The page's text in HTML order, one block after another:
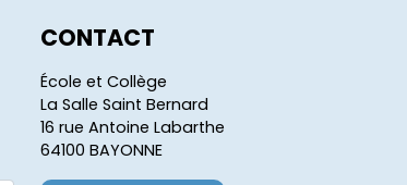
CONTACT
École et Collège
La Salle Saint Bernard
16 rue Antoine Labarthe
64100 BAYONNE